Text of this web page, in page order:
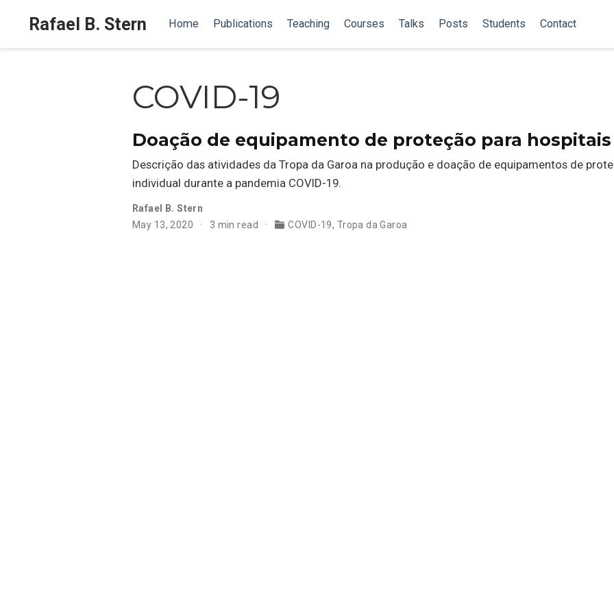
Rafael B. Stern Home Publications Teaching Courses Talks Posts Students Contact
COVID-19
Doação de equipamento de proteção para hospitais
Descrição das atividades da Tropa da Garoa na produção e doação de equipamentos de
individual durante a pandemia COVID-19.
Rafael B. Stern
May 13, 2020
3 min read COVID-19, Tropa da Garoa